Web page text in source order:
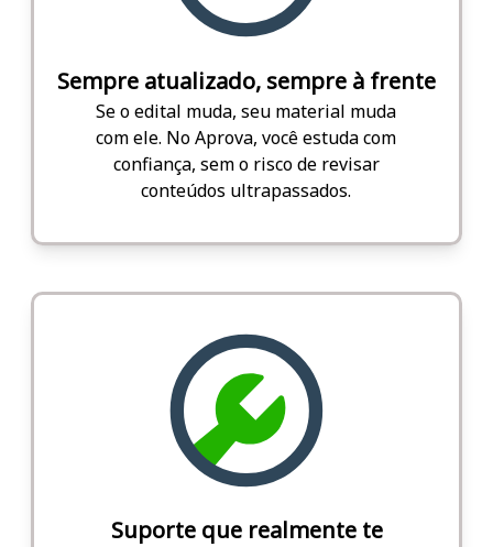
Sempre atualizado, sempre à frente
Se o edital muda, seu material muda
com ele. No Aprova, você estuda com
confiança, sem o risco de revisar
conteúdos ultrapassados.
Suporte que realmente te